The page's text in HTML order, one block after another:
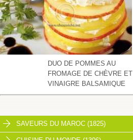
DUO DE POMMES AU
FROMAGE DE CHÈVRE ET
VINAIGRE BALSAMIQUE
SAVEURS DU MAROC (1825)